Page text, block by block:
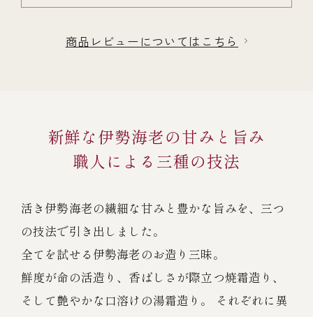
商品レビューについてはこちら
新鮮な伊勢海老の甘みと旨み
職人による三種の技法
活き伊勢海老の繊細な甘みと豊かな旨みを、三つ
の技法で引き出しました。
全てを試せる伊勢海老のお造り三昧。
鮮度が命の活造り、香ばしさが際立つ焼霜造り、
そして艶やかな口溶けの湯霜造り。 それぞれに異